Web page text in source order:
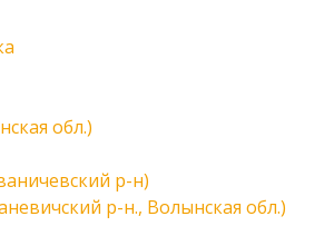
обл.)
р-н)
р-н., Волынская обл.)